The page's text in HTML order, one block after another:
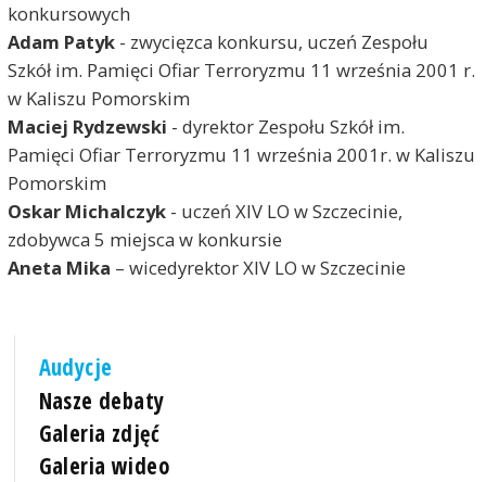
konkursowych
Adam Patyk- zwycięzca konkursu, uczeń Zespołu
Szkół im. Pamięci Ofiar Terroryzmu 11 września 2001 r.
w Kaliszu Pomorskim
Maciej Rydzewski - dyrektor Zespołu Szkół im.
Pamięci Ofiar Terroryzmu 11 września 2001r. w Kaliszu
Pomorskim
Oskar Michalczyk- uczeń XIV LO w Szczecinie,
zdobywca 5 miejsca w konkursie
Aneta Mika – wicedyrektor XIV LO w Szczecinie
Audycje
Nasze debaty
Galeria zdjęć
Galeria wideo